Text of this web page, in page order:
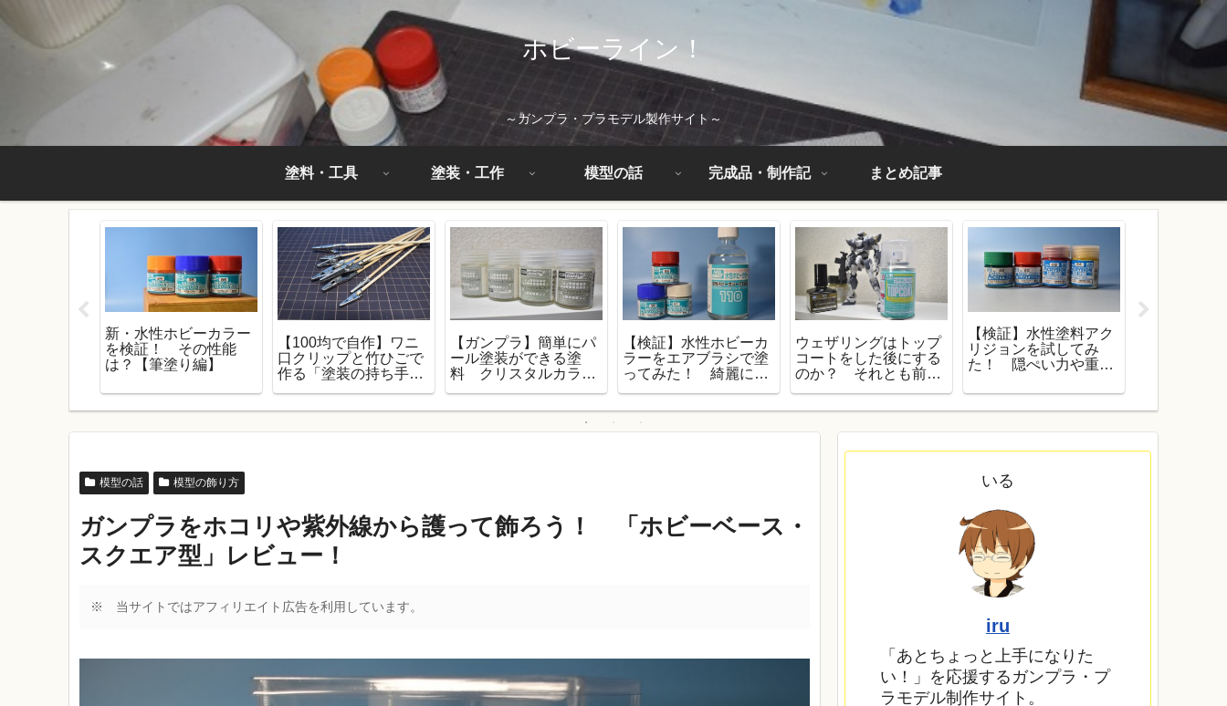
ホビーライン！
～ガンプラ・プラモデル製作サイト～
塗料・工具 塗装・工作 模型の話 完成品・制作記 まとめ記事
新・水性ホビーカラー
を検証！ その性能
は？【筆塗り編】
【100均で自作】ワニ
口クリップと竹ひごで
作る「塗装の持ち手
【ガンプラ】簡単にパ
ール塗装ができる塗
料 クリスタルカラー
【検証】水性ホビーカ
ラーをエアブラシで塗
ってみた！ 綺麗に塗
ウェザリングはトップ
コートをした後にする
のか？ それとも前に
【検証】水性塗料アク
リジョンを試してみ
た！ 隠ぺい力や重ね
の？
模型の話 模型の飾り方
ガンプラをホコリや紫外線から護って飾ろう！ 「ホビーベース・
スクエア型」レビュー！
※ 当サイトではアフィリエイト広告を利用しています。
いる
iru
「あとちょっと上手になりた
い！」を応援するガンプラ・プ
ラモデル制作サイト。